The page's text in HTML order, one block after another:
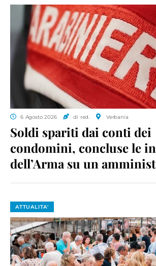
6 Agosto 2026 di red. Verbania
Soldi spariti dai conti dei
condomini, concluse le
dell’Arma su un
ATTUALITA'